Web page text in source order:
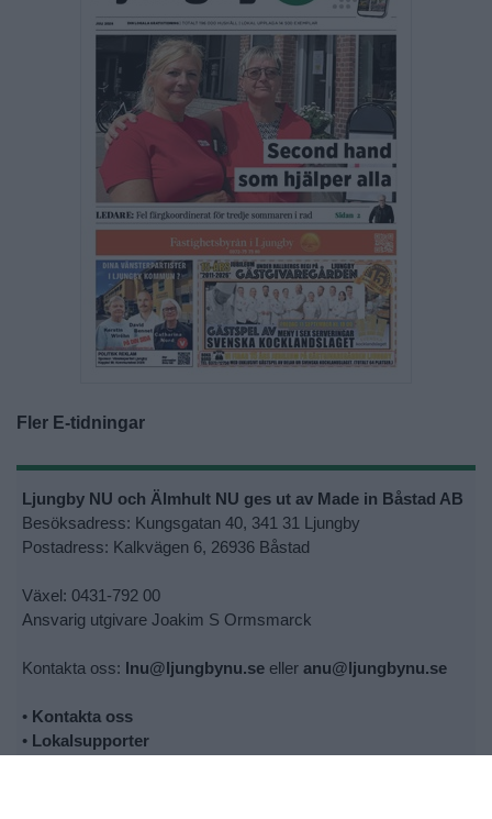
Fler E-tidningar
Ljungby NU och Älmhult NU ges ut av Made in Båstad AB
Besöksadress: Kungsgatan 40, 341 31 Ljungby
Postadress: Kalkvägen 6, 26936 Båstad
Växel: 0431-792 00
Ansvarig utgivare Joakim S Ormsmarck
Kontakta oss: lnu@ljungbynu.se eller anu@ljungbynu.se
• Kontakta oss
• Lokalsupporter